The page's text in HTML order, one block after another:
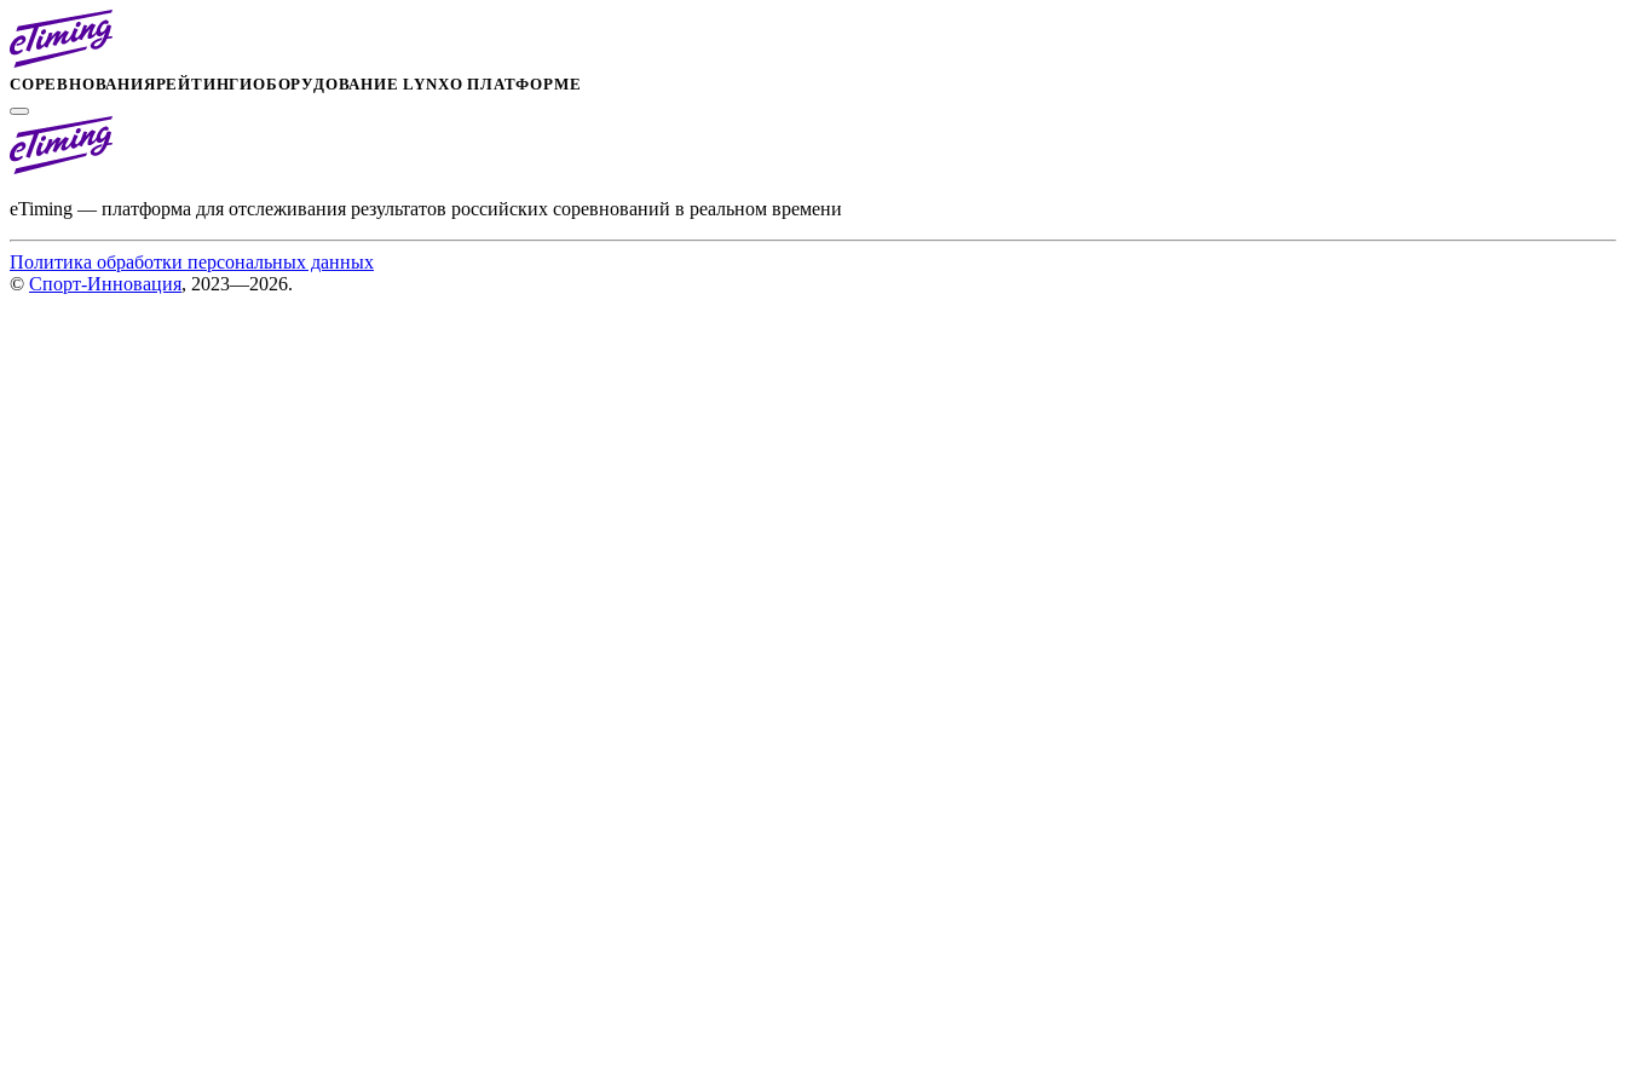
СОРЕВНОВАНИЯРЕЙТИНГИОБОРУДОВАНИЕ LYNXО ПЛАТФОРМЕ
eTiming — платформа для отслеживания результатов российских соревнований в реальном времени
Политика обработки персональных данных
© Спорт-Инновация, 2023—2026.